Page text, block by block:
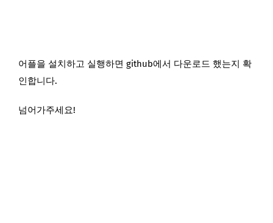
어플을 설치하고 실행하면 github에서 다운로드 했는지 확
인합니다.
넘어가주세요!